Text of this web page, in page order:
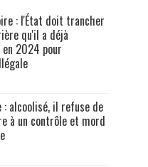
: l'État doit trancher
qu'il a déjà
2024 pour
alcoolisé, il refuse de
à un contrôle et mord